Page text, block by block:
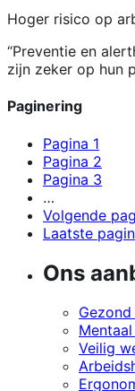
Hoger risico op
“Preventie en
zijn zeker op hun
Paginering
Pagina 1
Pagina 2
Pagina 3
…
Volgende
Laatste
Ons
Veilig